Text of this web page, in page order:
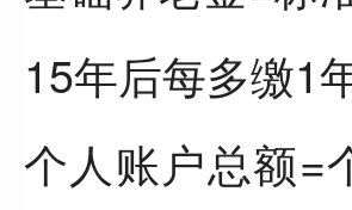
15年后每多缴1
个人账户总额=